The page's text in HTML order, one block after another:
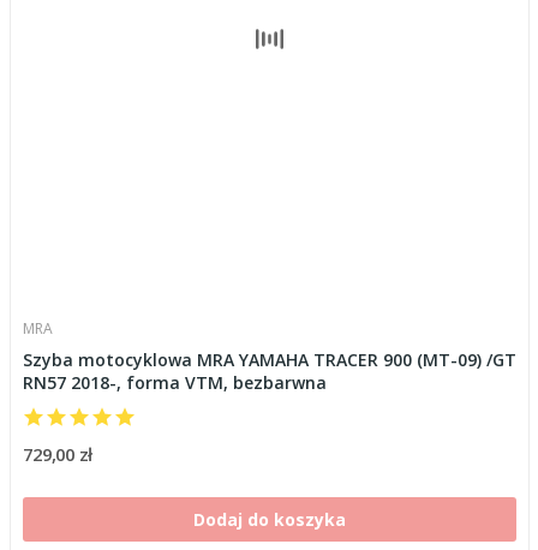
MRA
Szyba motocyklowa MRA YAMAHA TRACER 900 (MT-09) /GT
RN57 2018-, forma VTM, bezbarwna
729,00 zł
Dodaj do koszyka